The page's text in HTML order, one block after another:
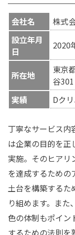
会社名
株式
設立年月
日
2020
所在地
東京
谷301
実績
Dク
丁寧なサービス内
は企業の目的を正
実施。そのヒアリ
を達成するための
土台を構築するた
り組めます。ま
色の体制もポイン
するための法則を